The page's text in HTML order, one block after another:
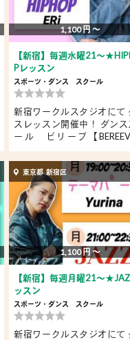
1,100 円 〜
【新宿】毎週水曜21～
Pレッスン
スポーツ・ダンス スクール
新宿ワークルスタジオにて
スレッスン開催中！ ダンス
ール ビリーブ【
東京都 新宿区
1,100 円 〜
【新宿】毎週月曜21～
ッスン
スポーツ・ダンス スクール
新宿ワークルスタジオにて